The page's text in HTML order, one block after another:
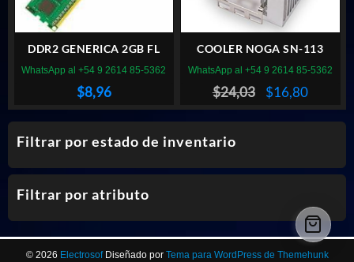
Filtrar por estado de inventario
Filtrar por atributo
DDR2 GENERICA 2GB FL
$8,96
WhatsApp al +54 9 2614 85-5362
COOLER NOGA SN-113
$24,03
El
precio
original
$16,80El
precio
actual
WhatsApp al +54 9 2614 85-5362
© 2026 Electrosof Diseñado por Tema para WordPress de Themehunk